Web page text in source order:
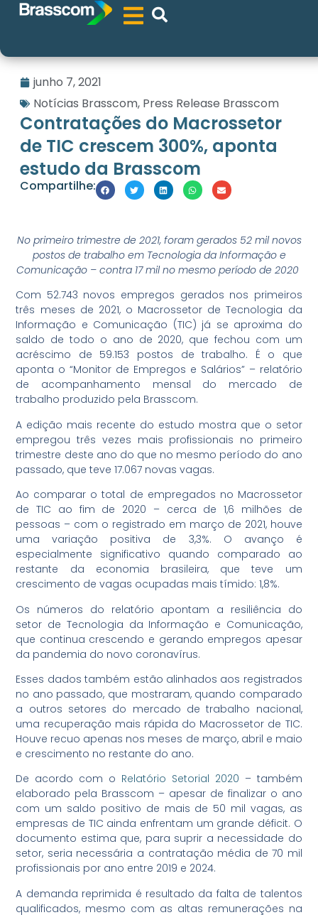
junho 7, 2021
Notícias Brasscom, Press Release Brasscom
Contratações do Macrossetor
de TIC crescem 300%, aponta
estudo da Brasscom
Compartilhe:
No primeiro trimestre de 2021, foram gerados 52 mil novos
postos de trabalho em Tecnologia da Informação e
Comunicação – contra 17 mil no mesmo período de 2020
Com 52.743 novos empregos gerados nos primeiros
três meses de 2021, o Macrossetor de Tecnologia da
Informação e Comunicação (TIC) já se aproxima do
saldo de todo o ano de 2020, que fechou com um
acréscimo de 59.153 postos de trabalho. É o que
aponta o “Monitor de Empregos e Salários” – relatório
de acompanhamento mensal do mercado de
trabalho produzido pela Brasscom.
A edição mais recente do estudo mostra que o setor
empregou três vezes mais profissionais no primeiro
trimestre deste ano do que no mesmo período do ano
passado, que teve 17.067 novas vagas.
Ao comparar o total de empregados no Macrossetor
de TIC ao fim de 2020 – cerca de 1,6 milhões de
pessoas – com o registrado em março de 2021, houve
uma variação positiva de 3,3%. O avanço é
especialmente significativo quando comparado ao
restante da economia brasileira, que teve um
crescimento de vagas ocupadas mais tímido: 1,8%.
Os números do relatório apontam a resiliência do
setor de Tecnologia da Informação e Comunicação,
que continua crescendo e gerando empregos apesar
da pandemia do novo coronavírus.
Esses dados também estão alinhados aos registrados
no ano passado, que mostraram, quando comparado
a outros setores do mercado de trabalho nacional,
uma recuperação mais rápida do Macrossetor de TIC.
Houve recuo apenas nos meses de março, abril e maio
e crescimento no restante do ano.
De acordo com o Relatório Setorial 2020 – também
elaborado pela Brasscom – apesar de finalizar o ano
com um saldo positivo de mais de 50 mil vagas, as
empresas de TIC ainda enfrentam um grande déficit. O
documento estima que, para suprir a necessidade do
setor, seria necessária a contratação média de 70 mil
profissionais por ano entre 2019 e 2024.
A demanda reprimida é resultado da falta de talentos
qualificados, mesmo com as altas remunerações na